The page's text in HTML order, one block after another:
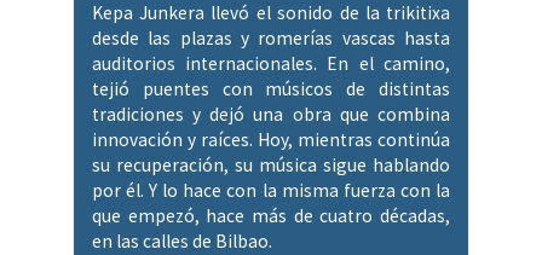
Kepa Junkera llevó el sonido de la trikitixa
desde las plazas y romerías vascas hasta
auditorios internacionales. En el camino,
tejió puentes con músicos de distintas
tradiciones y dejó una obra que combina
innovación y raíces. Hoy, mientras continúa
su recuperación, su música sigue hablando
por él. Y lo hace con la misma fuerza con la
que empezó, hace más de cuatro décadas,
en las calles de Bilbao.